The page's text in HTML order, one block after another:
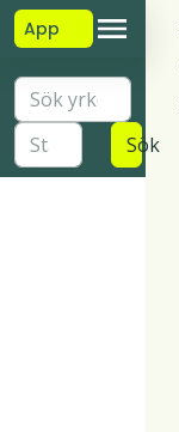
App
Sök